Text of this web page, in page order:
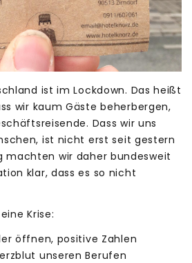
ist im Lockdown. Das heißt
wir kaum Gäste beherbergen,
Dass wir uns
ist nicht erst seit gestern
machten wir daher bundesweit
klar, dass es so nicht
Krise:
öffnen, positive Zahlen
unseren Berufen